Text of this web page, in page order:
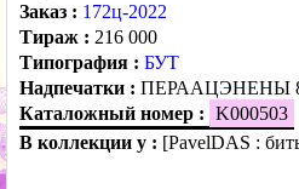
Заказ : 172ц-2022
Тираж : 216 000
Типография : БУТ
Надпечатки : ПЕРААЦЭНЕНЫ
Каталожный номер : K000503
В коллекции у : [PavelDAS :